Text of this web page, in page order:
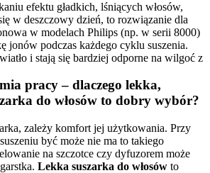
efektu gładkich, lśniących włosów,
w deszczowy dzień, to rozwiązanie dla
w modelach Philips (np. w serii 8000)
jonów podczas każdego cyklu suszenia.
i stają się bardziej odporne na wilgoć z
pracy – dlaczego lekka,
do włosów to dobry wybór?
zależy komfort jej użytkowania. Przy
być może nie ma to takiego
na szczotce czy dyfuzorem może
Lekka suszarka do włosów to